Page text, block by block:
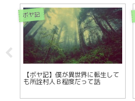
ボヤ記
【ボヤ記】僕が異世界に転生して
も所詮村人Ｂ程度だって話